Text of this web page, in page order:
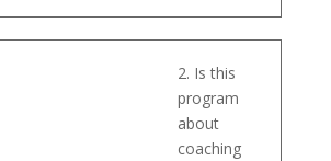
2. Is this
program
about
coaching